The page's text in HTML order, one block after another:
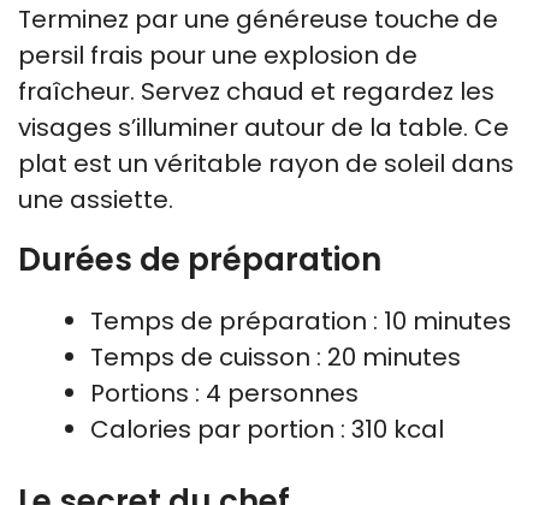
Terminez par une généreuse touche de
persil frais pour une explosion de
fraîcheur. Servez chaud et regardez les
visages s’illuminer autour de la table. Ce
plat est un véritable rayon de soleil dans
une assiette.
Durées de préparation
Temps de préparation : 10 minutes
Temps de cuisson : 20 minutes
Portions : 4 personnes
Calories par portion : 310 kcal